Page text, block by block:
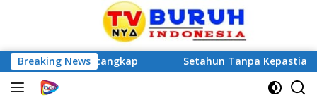
Breaking News
Ditangkap Setahun Tanpa Kepastian Hukum,